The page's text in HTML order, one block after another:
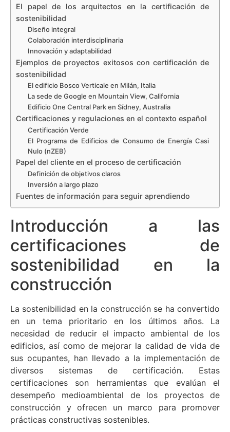
El papel de los arquitectos en la certificación de
sostenibilidad
Diseño integral
Colaboración interdisciplinaria
Innovación y adaptabilidad
Ejemplos de proyectos exitosos con certificación de
sostenibilidad
El edificio Bosco Verticale en Milán, Italia
La sede de Google en Mountain View, California
Edificio One Central Park en Sídney, Australia
Certificaciones y regulaciones en el contexto español
Certificación Verde
El Programa de Edificios de Consumo de Energía Casi
Nulo (nZEB)
Papel del cliente en el proceso de certificación
Definición de objetivos claros
Inversión a largo plazo
Fuentes de información para seguir aprendiendo
Introducción a las
certificaciones de
sostenibilidad en la
construcción
La sostenibilidad en la construcción se ha convertido
en un tema prioritario en los últimos años. La
necesidad de reducir el impacto ambiental de los
edificios, así como de mejorar la calidad de vida de
sus ocupantes, han llevado a la implementación de
diversos sistemas de certificación. Estas
certificaciones son herramientas que evalúan el
desempeño medioambiental de los proyectos de
construcción y ofrecen un marco para promover
prácticas constructivas sostenibles.